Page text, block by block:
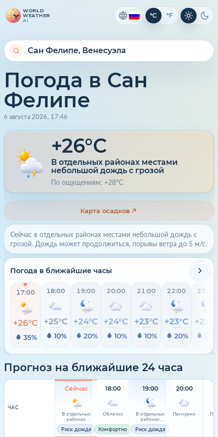
WORLD
WEATHER
AI
°C °F Светлая
Погода в Сан
Фелипе
6 августа 2026 17:46
+26°C
В отдельных районах местами
небольшой дождь с грозой
По ощущениям: +28°C
Карта осадков
Сейчас в отдельных районах местами небольшой дождь с
грозой. Дождь может продолжиться, порывы ветра до 5 м/с.
Погода в ближайшие часы
17:00
+26°C
35%
18:00
+25°C
10%
19:00
+24°C
20%
20:00
+24°C
10%
21:00
+23°C
10%
22:00
+23°C
20%
23:00
+22°C
20%
Прогноз на ближайшие 24 часа
ЧАС
Сейчас
В отдельных
районах
местами
небольшой
дождь с грозой
Риск дождя
18:00
Облачно
Комфортно
19:00
В отдельных
районах
местами
небольшой
дождь с грозой
Риск дождя
20:00
Пасмурно